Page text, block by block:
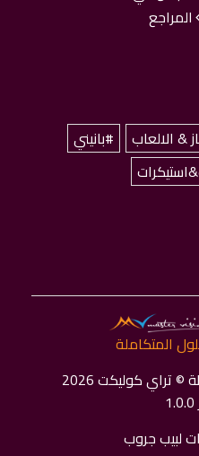
المراجع
& الالعاب
#بانيني
المتكاملة
كوليكت 2026
لبيب جروب